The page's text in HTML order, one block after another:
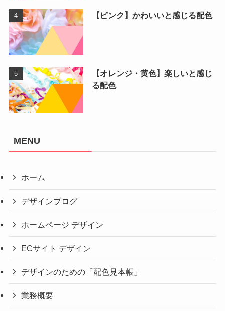
【ピンク】かわいいと感じる配色
【オレンジ・黄色】楽しいと感じ
る配色
MENU
ホーム
デザインブログ
ホームページ デザイン
ECサイト デザイン
デザインのための「配色見本帳」
業務概要